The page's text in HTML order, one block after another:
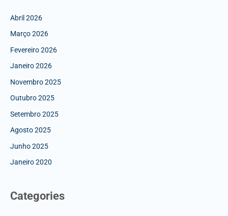
Abril 2026
Março 2026
Fevereiro 2026
Janeiro 2026
Novembro 2025
Outubro 2025
Setembro 2025
Agosto 2025
Junho 2025
Janeiro 2020
Categories